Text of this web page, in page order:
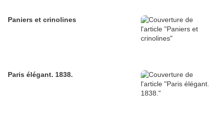
Paniers et crinolines
Paris élégant. 1838.